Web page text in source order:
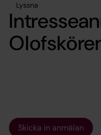
Lyssna
Skicka in anmälan